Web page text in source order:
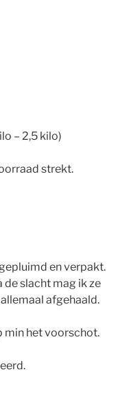
– 2,5 kilo)
strekt.
en verpakt.
de slacht mag ik ze
afgehaald.
min het voorschot.